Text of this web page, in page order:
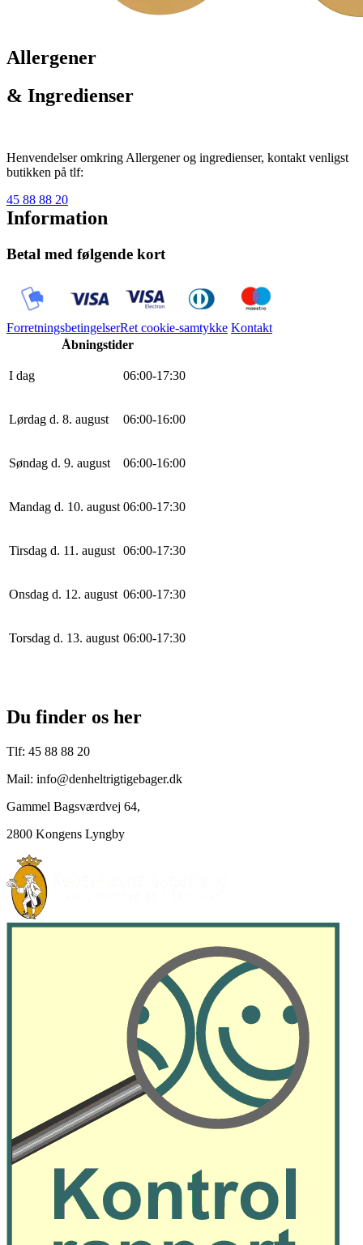
Allergener
& Ingredienser
Henvendelser omkring Allergener og ingredienser, kontakt venligst
butikken på tlf:
45 88 88 20
Information
Betal med følgende kort
ForretningsbetingelserRet cookie-samtykke Kontakt
Åbningstider
I dag 06:00-17:30
Lørdag d. 8. august 06:00-16:00
Søndag d. 9. august 06:00-16:00
Mandag d. 10. august 06:00-17:30
Tirsdag d. 11. august 06:00-17:30
Onsdag d. 12. august 06:00-17:30
Torsdag d. 13. august 06:00-17:30
Du finder os her
Tlf: 45 88 88 20
Mail: info@denheltrigtigebager.dk
Gammel Bagsværdvej 64,
2800 Kongens Lyngby